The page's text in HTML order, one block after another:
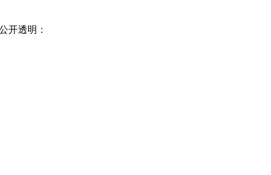
开透明：